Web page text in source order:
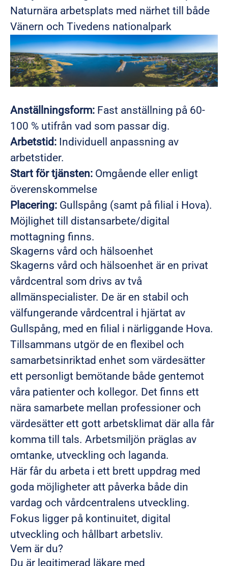
Naturnära arbetsplats med närhet till både
Vänern och Tivedens nationalpark
Anställningsform: Fast anställning på 60-
100 % utifrån vad som passar dig.
Arbetstid: Individuell anpassning av
arbetstider.
Start för tjänsten: Omgående eller enligt
överenskommelse
Placering: Gullspång (samt på filial i Hova).
Möjlighet till distansarbete/digital
mottagning finns.
Skagerns vård och hälsoenhet
Skagerns vård och hälsoenhet är en privat
vårdcentral som drivs av två
allmänspecialister. De är en stabil och
välfungerande vårdcentral i hjärtat av
Gullspång, med en filial i närliggande Hova.
Tillsammans utgör de en flexibel och
samarbetsinriktad enhet som värdesätter
ett personligt bemötande både gentemot
våra patienter och kollegor. Det finns ett
nära samarbete mellan professioner och
värdesätter ett gott arbetsklimat där alla får
komma till tals. Arbetsmiljön präglas av
omtanke, utveckling och laganda.
Här får du arbeta i ett brett uppdrag med
goda möjligheter att påverka både din
vardag och vårdcentralens utveckling.
Fokus ligger på kontinuitet, digital
utveckling och hållbart arbetsliv.
Vem är du?
Du är legitimerad läkare med